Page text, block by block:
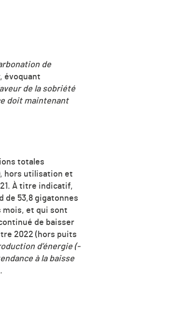
de
évoquant
de la sobriété
doit maintenant
totales
hors utilisation et
À titre indicatif,
de 53,8 gigatonnes
mois, et qui sont
de baisser
2022 (hors puits
d’énergie (-
à la baisse